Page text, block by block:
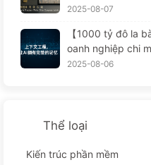
Nén Và Tách Rời,
Học AI 170
2025-08-07
【1000 tỷ đô la
oanh nghiệp chi
hưng lại "quên"
2025-08-06
Thể loại
Kiến trúc phần mềm